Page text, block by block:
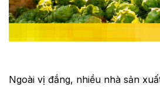
Ngoài vị đắng, nhiều nhà sản